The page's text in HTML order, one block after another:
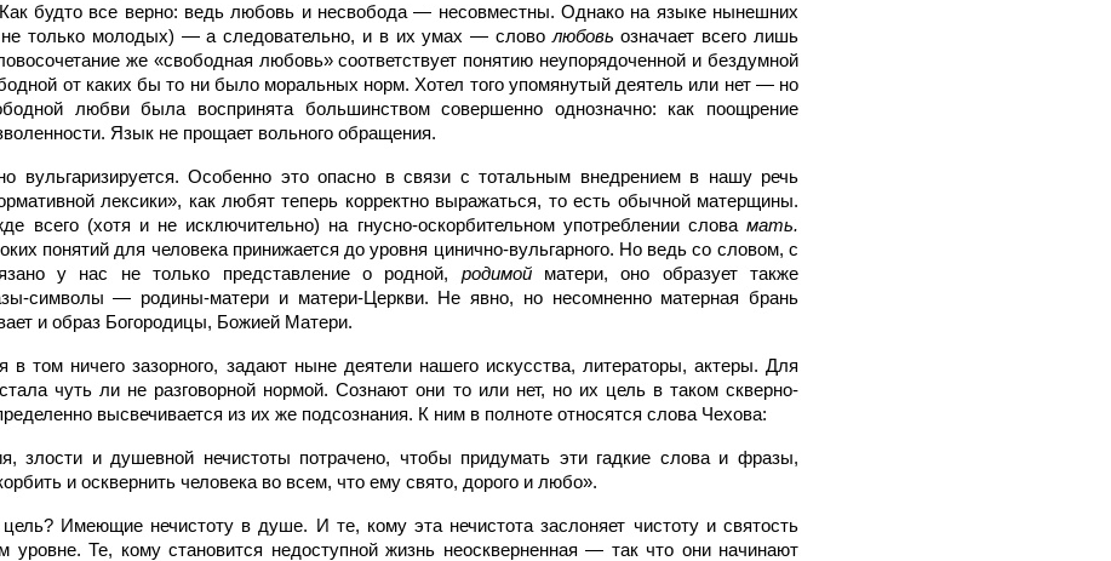
будто все верно: ведь любовь и несвобода — несовместны. Однако на языке нынешних
только молодых) — а следовательно, и в их умах — слово любовь означает всего лишь
же «свободная любовь» соответствует понятию неупорядоченной и бездумной
от каких бы то ни было моральных норм. Хотел того упомянутый деятель или нет — но
любви была воспринята большинством совершенно однозначно: как поощрение
Язык не прощает вольного обращения.
вульгаризируется. Особенно это опасно в связи с тотальным внедрением в нашу речь
лексики», как любят теперь корректно выражаться, то есть обычной матерщины.
всего (хотя и не исключительно) на гнусно-оскорбительном употреблении слова мать.
понятий для человека принижается до уровня цинично-вульгарного. Но ведь со словом, с
у нас не только представление о родной, родимой матери, оно образует также
символы — родины-матери и матери-Церкви. Не явно, но несомненно матерная брань
и образ Богородицы, Божией Матери.
в том ничего зазорного, задают ныне деятели нашего искусства, литераторы, актеры. Для
чуть ли не разговорной нормой. Сознают они то или нет, но их цель в таком скверно-
высвечивается из их же подсознания. К ним в полноте относятся слова Чехова:
злости и душевной нечистоты потрачено, чтобы придумать эти гадкие слова и фразы,
и осквернить человека во всем, что ему свято, дорого и любо».
Имеющие нечистоту в душе. И те, кому эта нечистота заслоняет чистоту и святость
уровне. Те, кому становится недоступной жизнь неоскверненная — так что они начинают